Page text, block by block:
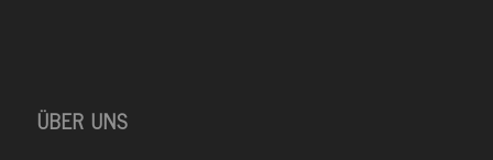
ÜBER UNS